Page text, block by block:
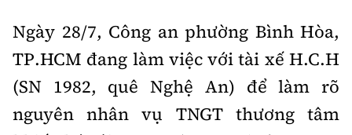
Ngày 28/7, Công an phường Bình Hòa,
TP.HCM đang làm việc với tài xế H.C.H
(SN 1982, quê Nghệ An) để làm rõ
nguyên nhân vụ TNGT thương tâm